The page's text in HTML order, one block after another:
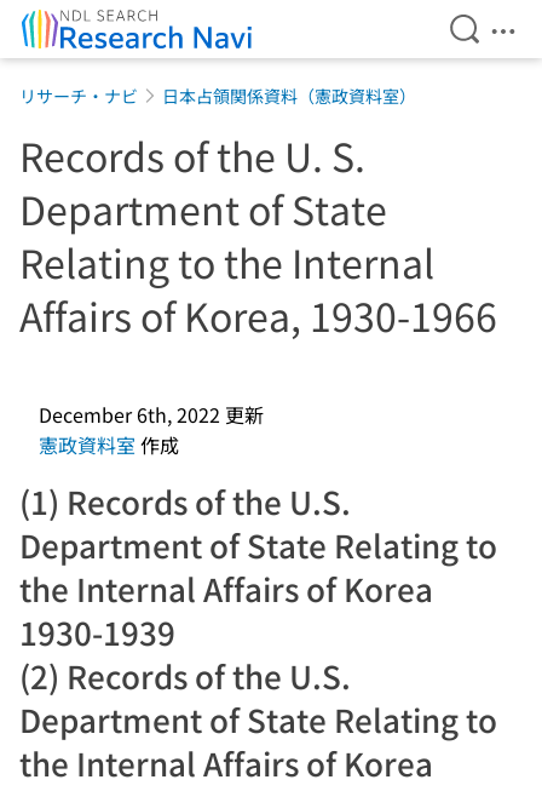
Open
リサーチ・ナビ 日本占領関係資料（憲政資料室）
Records of the U. S.
Department of State
Relating to the Internal
Affairs of Korea, 1930-1966
December 6th, 2022 更新
憲政資料室 作成
(1) Records of the U.S.
Department of State Relating to
the Internal Affairs of Korea
1930-1939
(2) Records of the U.S.
Department of State Relating to
the Internal Affairs of Korea